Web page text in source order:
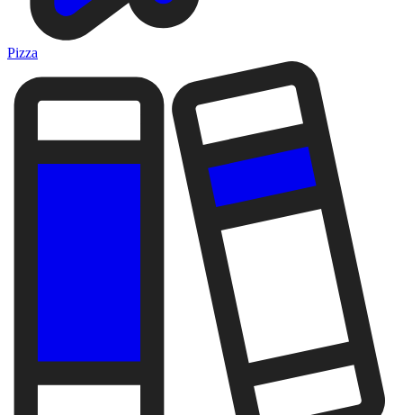
Pizza